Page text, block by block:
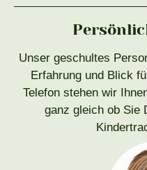
Unser geschultes
Erfahrung und Blick
Telefon stehen wir
ganz gleich ob Sie